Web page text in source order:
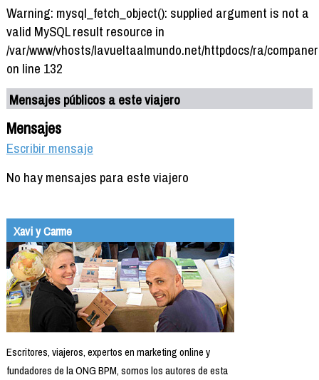
Warning: mysql_fetch_object(): supplied argument is not a
valid MySQL result resource in
/var/www/vhosts/lavueltaalmundo.net/httpdocs/ra/
on line 132
Mensajes públicos a este viajero
Mensajes
Escribir mensaje
No hay mensajes para este viajero
Xavi y Carme
Escritores, viajeros, expertos en marketing online y
fundadores de la ONG BPM, somos los autores de esta